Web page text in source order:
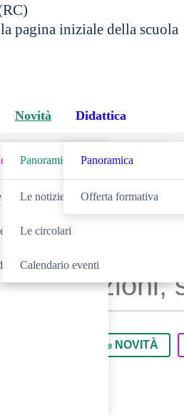
pagina iniziale della scuola
scolastico
studenti
studio
Novità
Panoramica
Le notizie
Le circolari
Calendario eventi
Didattica
Panoramica
Offerta formativa
Cerca tra le NOVITÀ